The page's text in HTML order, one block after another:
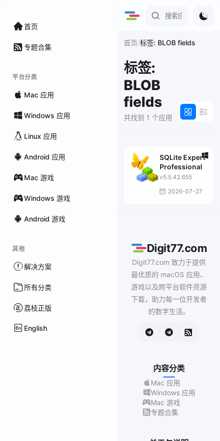
首页
专题合集
平台分类
Mac 应用
Windows 应用
Linux 应用
Android 应用
Mac 游戏
Windows 游戏
Android 游戏
其他
解决方案
所有分类
荔枝正版
English
首页/标签: BLOB fields
标签:
BLOB
fields
共找到 1 个应用
SQLite Expert
Professional
v5.5.42.655
2026-07-27
Digit77.com
Digit77.com 致力于提供
最优质的 macOS 应用、
游戏以及跨平台软件资源
下载，助力每一位开发者
的数字生活。
内容分类
Mac 应用
Windows 应用
Mac 游戏
专题合集